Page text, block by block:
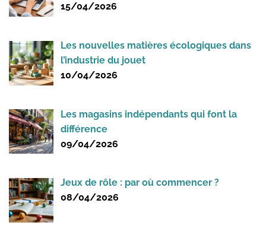
15/04/2026
Les nouvelles matières écologiques dans
l’industrie du jouet
10/04/2026
Les magasins indépendants qui font la
différence
09/04/2026
Jeux de rôle : par où commencer ?
08/04/2026